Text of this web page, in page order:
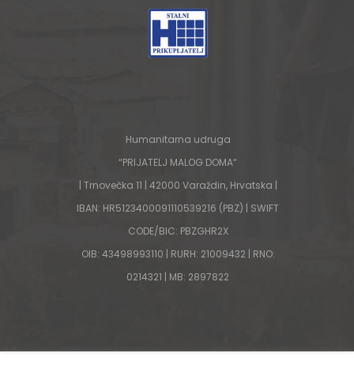
Humanitarna udruga
“PRIJATELJ MALOG DOMA“
| Trnovečka 11 | 42000 Varaždin, Hrvatska |
IBAN: HR5123400091110539216 (PBZ) | SWIFT
CODE/BIC: PBZGHR2X
OIB: 43498993110 | RURH: 21009432 | RNO:
0214321 | MB: 2897822